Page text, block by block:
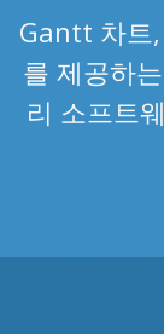
Gantt 차트,
를 제공하
리 소프트